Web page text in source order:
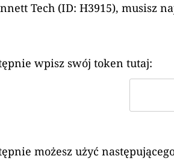
Tech (ID: H3915), musisz
wpisz swój token tutaj:
możesz użyć